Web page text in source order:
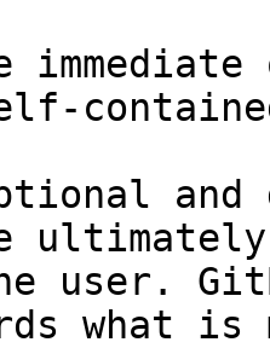
and
user.
what